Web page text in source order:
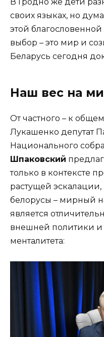
своих языках, но
этой
выбор – это мир и
Беларусь сегодня
Наш вес на
От частного – к
­­Лукашенко депутат
Национального
Шпаковский
только в контексте
растущей эскалации,
белорусы – мирный
является
внешней политики и
менталитета: